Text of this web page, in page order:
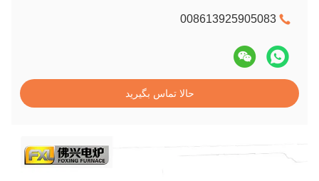
008613925905083
حالا تماس بگیرید